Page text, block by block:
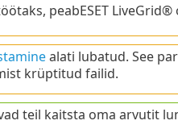
peabESET LiveGrid®
alati lubatud. See
krüptitud failid.
teil kaitsta oma arvutit